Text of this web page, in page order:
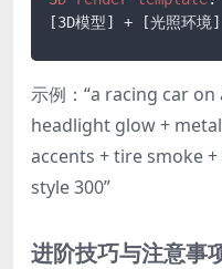
[3D模型]
+ [光照环境]
示例：“a racing car
headlight glow +
accents + tire smoke
style 300”
进阶技巧与注意事